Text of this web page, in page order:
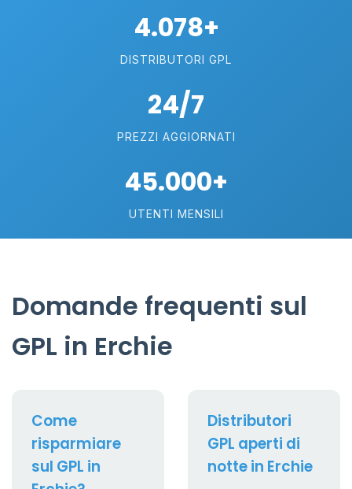
4.078+
DISTRIBUTORI GPL
24/7
PREZZI AGGIORNATI
45.000+
UTENTI MENSILI
Domande frequenti sul
GPL in Erchie
Come
risparmiare
sul GPL in
Distributori
GPL aperti di
notte in Erchie